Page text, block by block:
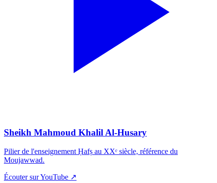
Sheikh Mahmoud Khalil Al-Husary
Pilier de l'enseignement Ḥafṣ au XXᵉ siècle, référence du
Moujawwad.
Écouter sur YouTube ↗